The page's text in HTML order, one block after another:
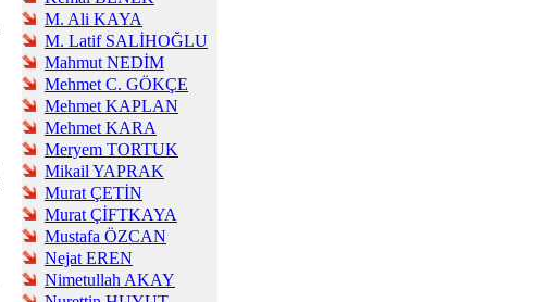
M. Ali KAYA
M. Latif SALİHOĞLU
Mahmut NEDİM
Mehmet C. GÖKÇE
Mehmet KAPLAN
Mehmet KARA
Meryem TORTUK
Mikail YAPRAK
Murat ÇETİN
Murat ÇİFTKAYA
Mustafa ÖZCAN
Nejat EREN
Nimetullah AKAY